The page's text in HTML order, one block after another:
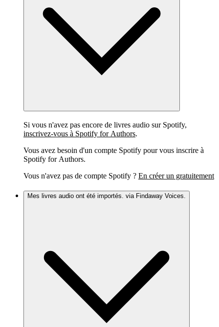
Si vous n'avez pas encore de livres audio sur Spotify,
inscrivez-vous à Spotify for Authors.
Vous avez besoin d'un compte Spotify pour vous inscrire à
Spotify for Authors.
Vous n'avez pas de compte Spotify ? En créer un gratuitement
Mes livres audio ont été importés. via Findaway Voices.